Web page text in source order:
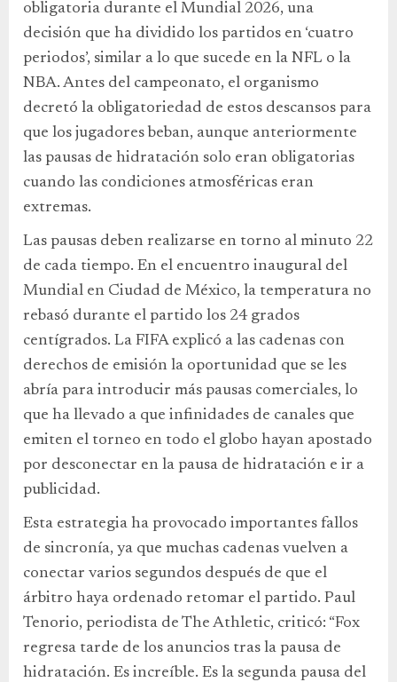
obligatoria durante el Mundial 2026, una
decisión que ha dividido los partidos en ‘cuatro
periodos’, similar a lo que sucede en la NFL o la
NBA. Antes del campeonato, el organismo
decretó la obligatoriedad de estos descansos para
que los jugadores beban, aunque anteriormente
las pausas de hidratación solo eran obligatorias
cuando las condiciones atmosféricas eran
extremas.
Las pausas deben realizarse en torno al minuto 22
de cada tiempo. En el encuentro inaugural del
Mundial en Ciudad de México, la temperatura no
rebasó durante el partido los 24 grados
centígrados. La FIFA explicó a las cadenas con
derechos de emisión la oportunidad que se les
abría para introducir más pausas comerciales, lo
que ha llevado a que infinidades de canales que
emiten el torneo en todo el globo hayan apostado
por desconectar en la pausa de hidratación e ir a
publicidad.
Esta estrategia ha provocado importantes fallos
de sincronía, ya que muchas cadenas vuelven a
conectar varios segundos después de que el
árbitro haya ordenado retomar el partido. Paul
Tenorio, periodista de The Athletic, criticó: “Fox
regresa tarde de los anuncios tras la pausa de
hidratación. Es increíble. Es la segunda pausa del